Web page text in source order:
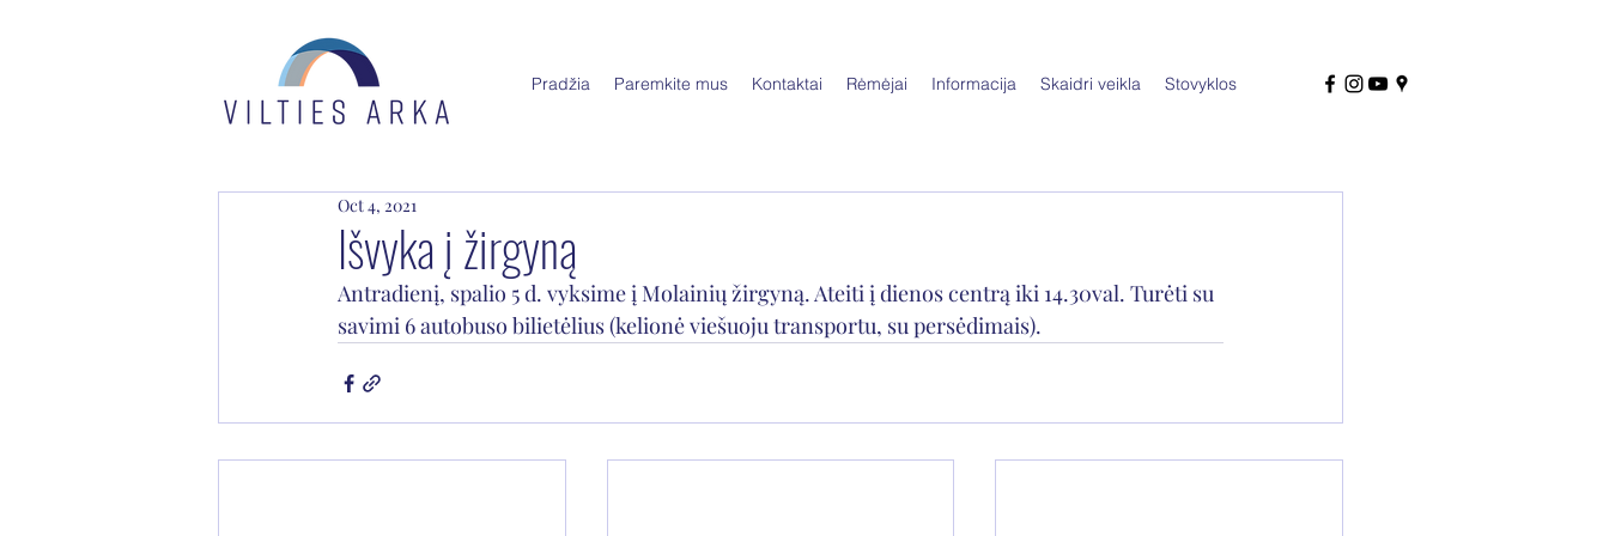
Pradžia Paremkite mus Kontaktai Rėmėjai Informacija Skaidri veikla Stovyklos
Išvyka į žirgyną
Oct 4, 2021
Antradienį, spalio 5 d. vyksime į Molainių žirgyną. Ateiti į dienos centrą iki 14.30val. Turėti su
savimi 6 autobuso bilietėlius (kelionė viešuoju transportu, su persėdimais).